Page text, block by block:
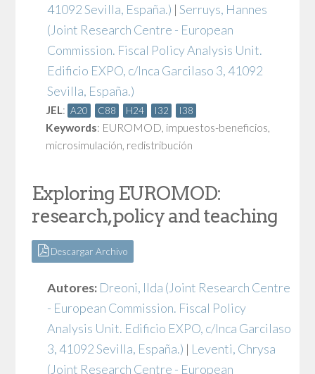
41092 Sevilla, España.) |Serruys, Hannes
(Joint Research Centre - European
Commission. Fiscal Policy Analysis Unit.
Edificio EXPO, c/Inca Garcilaso 3, 41092
Sevilla, España.)
JEL: A20 C88 H24 I32 I38
Keywords: EUROMOD, impuestos-beneficios,
microsimulación, redistribución
Exploring EUROMOD:
research, policy and teaching
Descargar Archivo
Autores: Dreoni, Ilda (Joint Research Centre
- European Commission. Fiscal Policy
Analysis Unit. Edificio EXPO, c/Inca Garcilaso
3, 41092 Sevilla, España.) | Leventi, Chrysa
(Joint Research Centre - European